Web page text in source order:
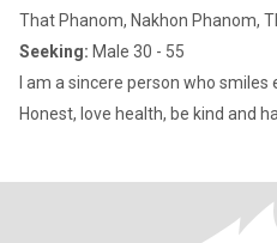
That Phanom, Nakhon Phanom,
Seeking: Male 30 - 55
I am a sincere person who
Honest, love health, be kind and